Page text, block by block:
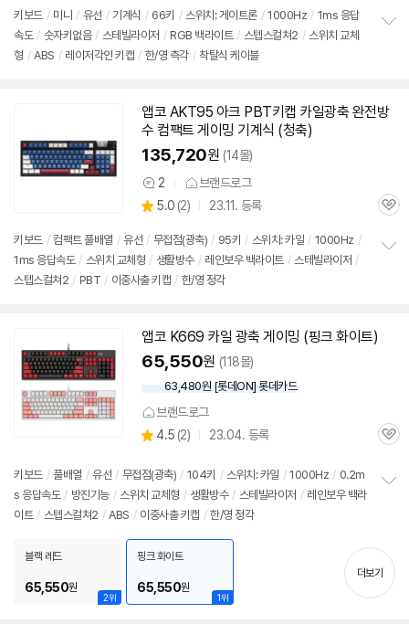
견
리
뷰
키보드 / 미니 / 유선 / 기계식 / 66키 / 스위치: 게이트론 / 1000Hz / 1ms 응답
속도 / 숫자키없음 / 스테빌라이저 / RGB 백라이트 / 스텝스컬쳐2 / 스위치 교체
형 / ABS / 레이저각인 키캡 / 한/영 측각 / 착탈식 케이블
기
앱코 AKT95 아크 PBT키캡 카일광축 완전방
수 컴팩트 게이밍 기계식 (청축)
135,720원 (14몰)
상
품
견
2 브랜드로그
별
점
5.0 (상
리
뷰
2) 23.11. 등록
관
키보드 / 컴팩트 풀배열 / 유선 / 무접점(광축) / 95키 / 스위치: 카일 / 1000Hz /
1ms 응답속도 / 스위치 교체형 / 생활방수 / 레인보우 백라이트 / 스테빌라이저 /
스텝스컬쳐2 / PBT / 이중사출 키캡 / 한/영 정각
앱코 K669 카일 광축 게이밍 (핑크 화이트)
65,550원 (118몰)
63,480원 [롯데ON] 롯데카드
브랜드로그
별
4.5 (상
리
뷰
2) 23.04. 등록
관
키보드 / 풀배열 / 유선 / 무접점(광축) / 104키 / 스위치: 카일 / 1000Hz / 0.2m
s 응답속도 / 방진기능 / 스위치 교체형 / 생활방수 / 스테빌라이저 / 레인보우 백라
이트 / 스텝스컬쳐2 / ABS / 이중사출 키캡 / 한/영 정각
기
2위
블랙 레드
65,550원
1위
핑크 화이트
65,550원
더보기